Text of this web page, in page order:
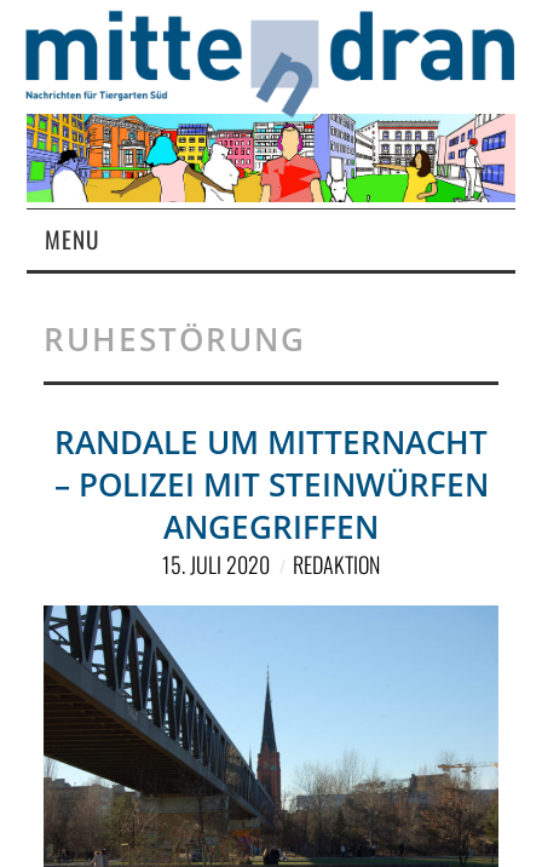
MENU
MAGAZIN
ÜBER UNS
RUBRIKEN
SPONSORING
KONTAKT
RUHESTÖRUNG
RANDALE UM MITTERNACHT
– POLIZEI MIT STEINWÜRFEN
ANGEGRIFFEN
15. JULI 2020 REDAKTION